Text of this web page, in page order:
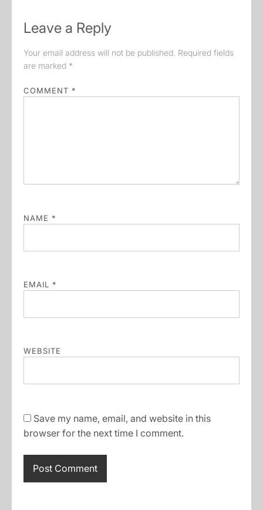
Leave a Reply
Your email address will not be published. Required fields
are marked *
COMMENT *
NAME *
EMAIL *
WEBSITE
Save my name, email, and website in this
browser for the next time I comment.